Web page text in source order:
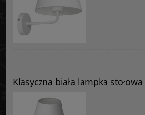
42-224 Częstochowa, Polska
info@goldsun-lampy.pl
Klasyczna biała lampka